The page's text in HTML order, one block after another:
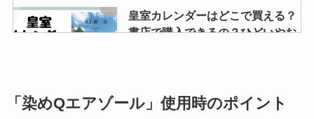
皇室カレンダーはどこで買える？
書店で購入できるの？ひどいやお
結婚式の白いハンカチはどこで買
「染めQエアゾール」使用時のポイント